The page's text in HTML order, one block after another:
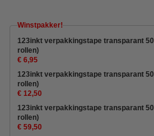
Winstpakker!
123inkt verpakkingstape transparant
rollen)
€ 6,95
123inkt verpakkingstape transparant
rollen)
€ 12,50
123inkt verpakkingstape transparant
rollen)
€ 59,50